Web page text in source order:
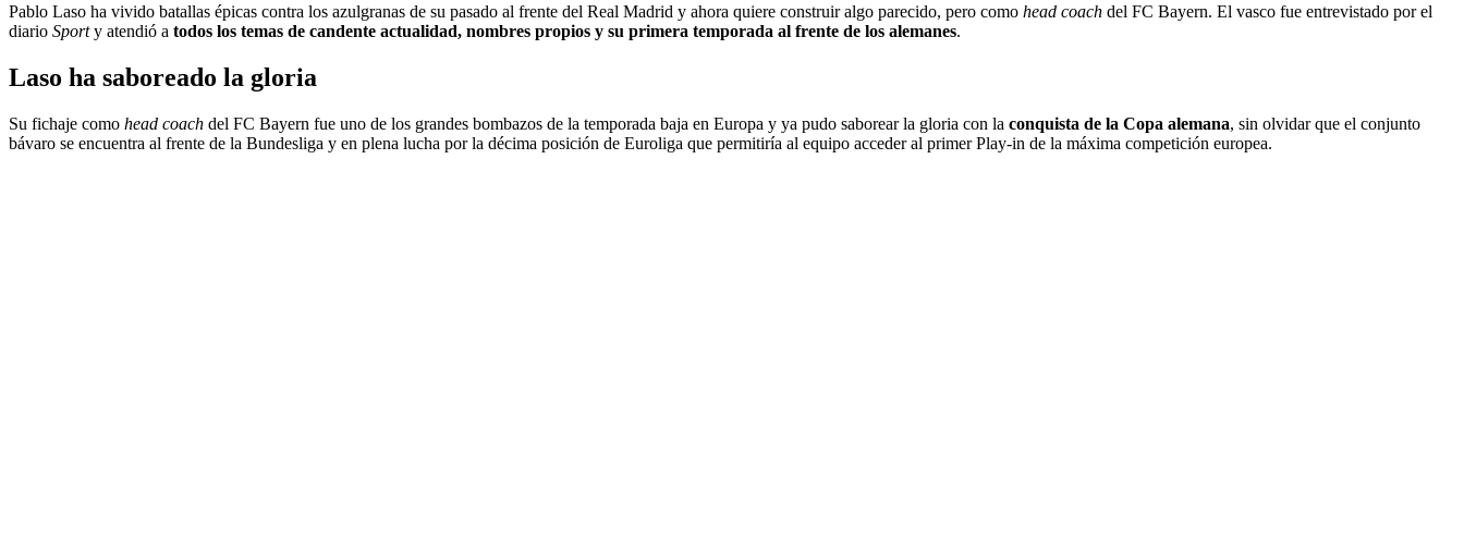
Pablo Laso ha vivido batallas épicas contra los azulgranas de su pasado al frente del Real Madrid y ahora quiere construir algo parecido, pero como head coach del FC Bayern. El vasco fue entrevistado por el
diario Sporty atendió a todos los temas de candente actualidad, nombres propios y su primera temporada al frente de los alemanes.
Laso ha saboreado la gloria
Su fichaje como head coach del FC Bayern fue uno de los grandes bombazos de la temporada baja en Europa y ya pudo saborear la gloria con la conquista de la Copa alemana, sin olvidar que el conjunto
bávaro se encuentra al frente de la Bundesliga y en plena lucha por la décima posición de Euroliga que permitiría al equipo acceder al primer Play-in de la máxima competición europea.